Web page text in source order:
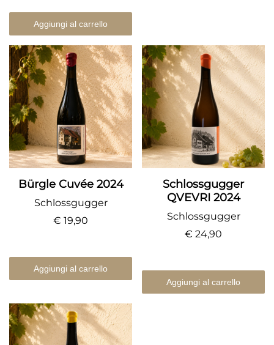
Aggiungi al carrello
Bürgle Cuvée 2024
Schlossgugger
€ 19,90
Aggiungi al carrello
Schlossgugger
QVEVRI 2024
Schlossgugger
€ 24,90
Aggiungi al carrello